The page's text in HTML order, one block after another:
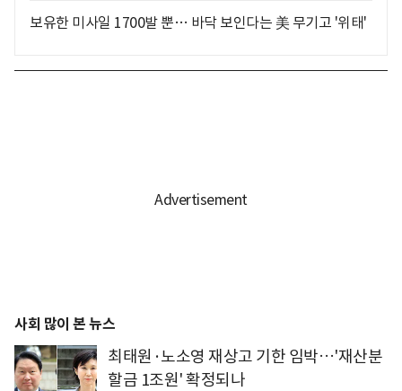
보유한 미사일 1700발 뿐… 바닥 보인다는 美 무기고 '위태'
사회 많이 본 뉴스
최태원·노소영 재상고 기한 임박…'재산분
할금 1조원' 확정되나